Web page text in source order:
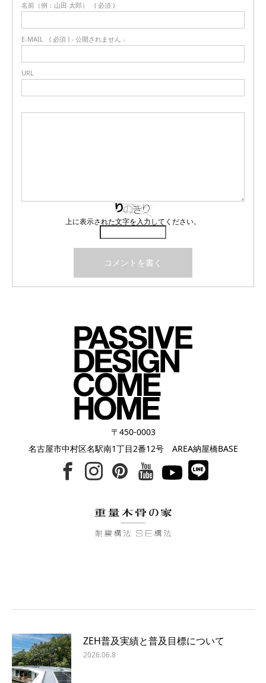
名前（例：山田 太郎） ( 必須 )
E-MAIL ( 必須 ) - 公開されません -
URL
上に表示された文字を入力してください。
〒450-0003
名古屋市中村区名駅南1丁目2番12号 AREA納屋橋BASE
ZEH普及実績と普及目標について
2026.06.8